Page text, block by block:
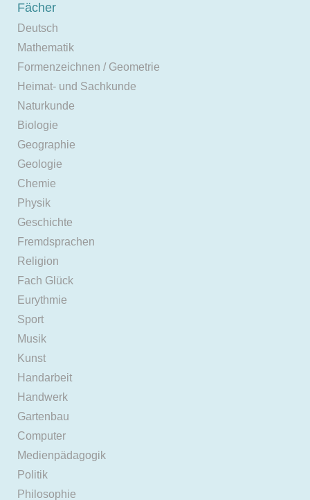
Fächer
Deutsch
Mathematik
Formenzeichnen / Geometrie
Heimat- und Sachkunde
Naturkunde
Biologie
Geographie
Geologie
Chemie
Physik
Geschichte
Fremdsprachen
Religion
Fach Glück
Eurythmie
Sport
Musik
Kunst
Handarbeit
Handwerk
Gartenbau
Computer
Medienpädagogik
Politik
Philosophie